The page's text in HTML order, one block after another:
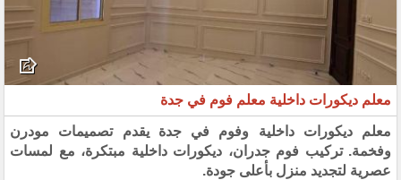
معلم ديكورات داخلية معلم فوم في جدة
معلم ديكورات داخلية وفوم في جدة يقدم تصميمات مودرن
وفخمة. تركيب فوم جدران، ديكورات داخلية مبتكرة، مع لمسات
عصرية لتجديد منزل بأعلى جودة.